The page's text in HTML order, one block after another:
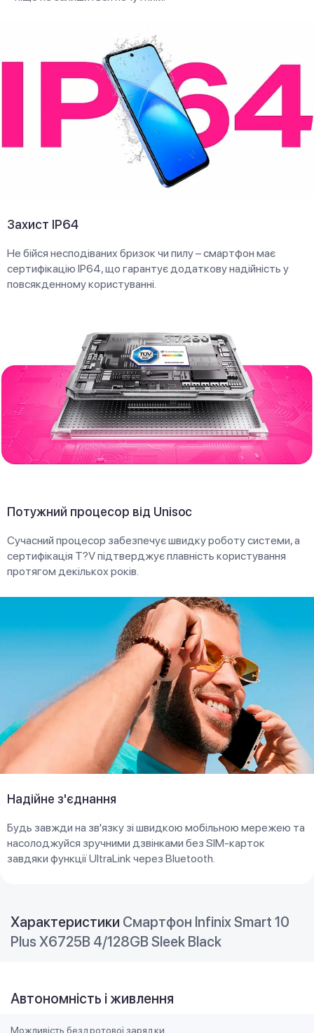
Захист IP64
Не бійся несподіваних бризок чи пилу – смартфон має
сертифікацію IP64, що гарантує додаткову надійність у
повсякденному користуванні.
Потужний процесор від Unisoc
Сучасний процесор забезпечує швидку роботу системи, а
сертифікація T?V підтверджує плавність користування
протягом декількох років.
Надійне з'єднання
Будь завжди на зв'язку зі швидкою мобільною мережею та
насолоджуйся зручними дзвінками без SIM-карток
завдяки функції UltraLink через Bluetooth.
Характеристики Смартфон Infinix Smart 10
Plus X6725B 4/128GB Sleek Black
Автономність і живлення
Можливість бездротової зарядки